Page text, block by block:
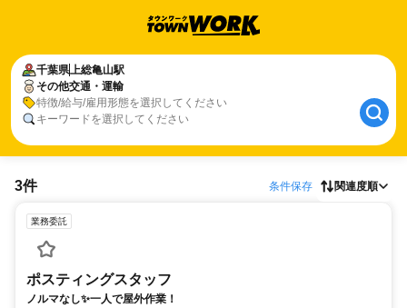
千葉県上総亀山駅
その他交通・運輸
特徴/給与/雇用形態を選択してください
キーワードを選択してください
3件 条件保存 関連度順
業務委託
ポスティングスタッフ
ノルマなし✨一人で屋外作業！